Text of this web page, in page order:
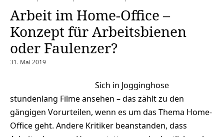
Arbeit im Home-Office –
Konzept für Arbeitsbienen
oder Faulenzer?
31. Mai 2019
Sich in Jogginghose
stundenlang Filme ansehen – das zählt zu den
gängigen Vorurteilen, wenn es um das Thema Home-
Office geht. Andere Kritiker beanstanden, dass